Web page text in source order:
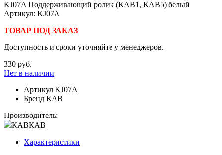
KJ07A Поддерживающий ролик (КАВ1, КАВ5) белый
Артикул: KJ07A
ТОВАР ПОД ЗАКАЗ
Доступность и сроки уточняйте у менеджеров.
330 руб.
Нет в наличии
Артикул KJ07A
Бренд КАВ
Производитель:
КАВКАВ
Характеристики